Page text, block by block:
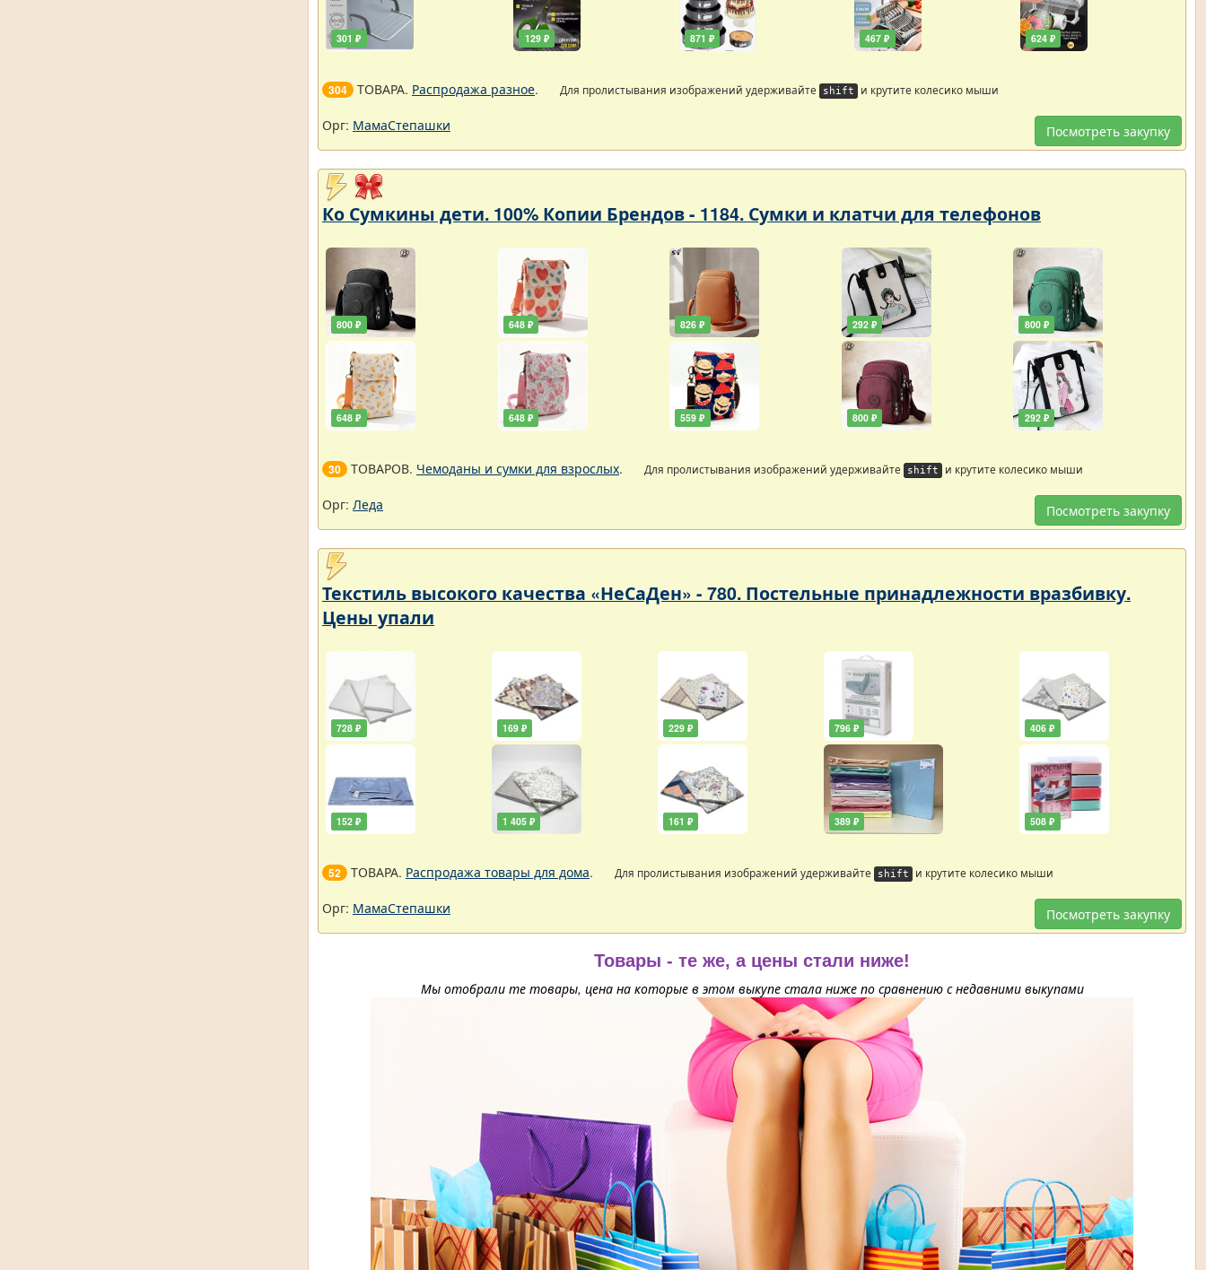
301 ₽ 129 ₽ 871 ₽ 467 ₽ 624 ₽
304 ТОВАРА. Распродажа разное. Для пролистывания изображений удерживайте shift и крутите колесико мыши
Посмотреть закупку
Орг: МамаСтепашки
Ко Сумкины дети. 100% Копии Брендов - 1184. Сумки и клатчи для телефонов
800 ₽
648 ₽
648 ₽
648 ₽
826 ₽
559 ₽
292 ₽
800 ₽
800 ₽
292 ₽
30 ТОВАРОВ. Чемоданы и сумки для взрослых. Для пролистывания изображений удерживайте shift и крутите колесико мыши
Посмотреть закупку
Орг: Леда
Текстиль высокого качества «НеСаДен» - 780. Постельные принадлежности вразбивку.
Цены упали
728 ₽
152 ₽
169 ₽
1 405 ₽
229 ₽
161 ₽
796 ₽
389 ₽
406 ₽
508 ₽
52 ТОВАРА. Распродажа товары для дома. Для пролистывания изображений удерживайте shift и крутите колесико мыши
Посмотреть закупку
Орг: МамаСтепашки
Товары - те же, а цены стали ниже!
Мы отобрали те товары, цена на которые в этом выкупе стала ниже по сравнению с недавними выкупами